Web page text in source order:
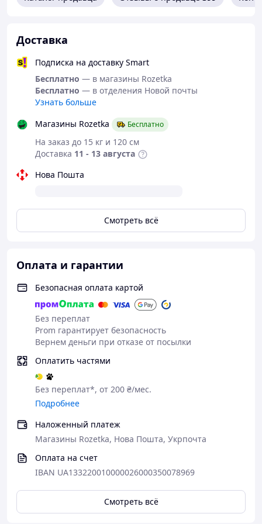
нами, по телефону или в мессенджерах:
+38 098 25 70 926 (Telegram), 066 41 800 50 (Viber).
Доставка
Подписка на доставку Smart
Бесплатно — в магазины Rozetka
Бесплатно — в отделения Новой почты
Узнать больше
Магазины Rozetka
Бесплатно
На заказ до 15 кг и 120 см
Доставка 11 - 13 августа
Нова Пошта
Смотреть всё
Оплата и гарантии
Безопасная оплата картой
Без переплат
Prom гарантирует безопасность
Вернем деньги при отказе от посылки
Оплатить частями
Без переплат*, от 200 ₴/мес.
Подробнее
Наложенный платеж
Магазины Rozetka, Нова Пошта, Укрпочта
Оплата на счет
IBAN UA133220010000026000350078969
Смотреть всё